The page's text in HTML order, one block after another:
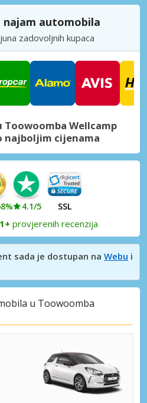
najam automobila
zadovoljnih kupaca
Toowoomba Wellcamp
najboljim cijenama
4.1/5 SSL
provjerenih recenzija
sada je dostupan na Webu i
u Toowoomba